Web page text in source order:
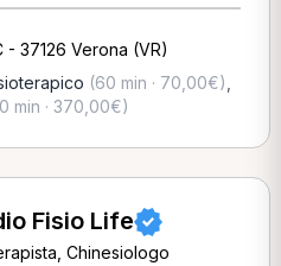
- 37126 Verona (VR)
(60 min · 70,00€)
min · 370,00€)
Fisio Life
Chinesiologo